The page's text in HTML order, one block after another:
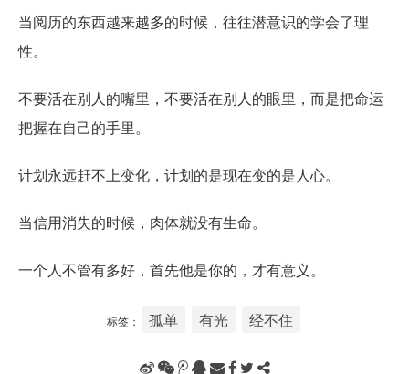
当阅历的东西越来越多的时候，往往潜意识的学会了理
性。
不要活在别人的嘴里，不要活在别人的眼里，而是把命运
把握在自己的手里。
计划永远赶不上变化，计划的是现在变的是人心。
当信用消失的时候，肉体就没有生命。
一个人不管有多好，首先他是你的，才有意义。
标签： 孤单 有光 经不住